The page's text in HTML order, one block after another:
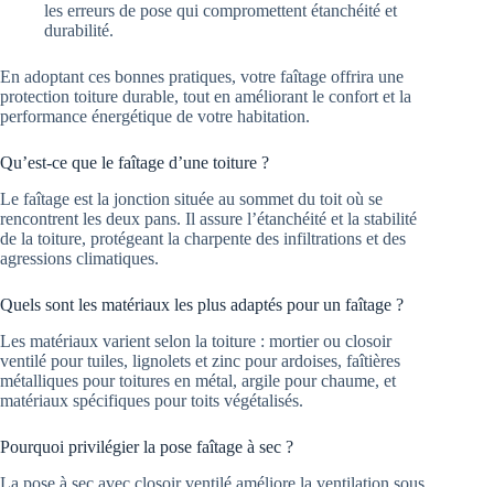
les erreurs de pose qui compromettent étanchéité et
durabilité.
En adoptant ces bonnes pratiques, votre faîtage offrira une
protection toiture durable, tout en améliorant le confort et la
performance énergétique de votre habitation.
Qu’est-ce que le faîtage d’une toiture ?
Le faîtage est la jonction située au sommet du toit où se
rencontrent les deux pans. Il assure l’étanchéité et la stabilité
de la toiture, protégeant la charpente des infiltrations et des
agressions climatiques.
Quels sont les matériaux les plus adaptés pour un faîtage ?
Les matériaux varient selon la toiture : mortier ou closoir
ventilé pour tuiles, lignolets et zinc pour ardoises, faîtières
métalliques pour toitures en métal, argile pour chaume, et
matériaux spécifiques pour toits végétalisés.
Pourquoi privilégier la pose faîtage à sec ?
La pose à sec avec closoir ventilé améliore la ventilation sous